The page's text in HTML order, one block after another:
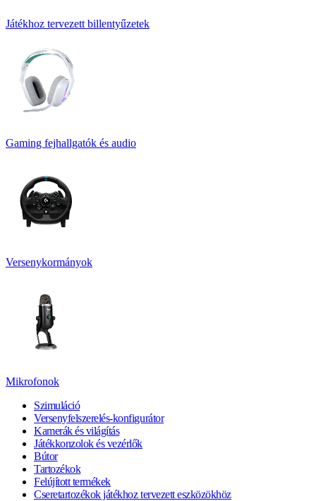
Játékhoz tervezett billentyűzetek
Gaming fejhallgatók és audio
Versenykormányok
Mikrofonok
Szimuláció
Versenyfelszerelés-konfigurátor
Kamerák és világítás
Játékkonzolok és vezérlők
Bútor
Tartozékok
Felújított termékek
Cseretartozékok játékhoz tervezett eszközökhöz